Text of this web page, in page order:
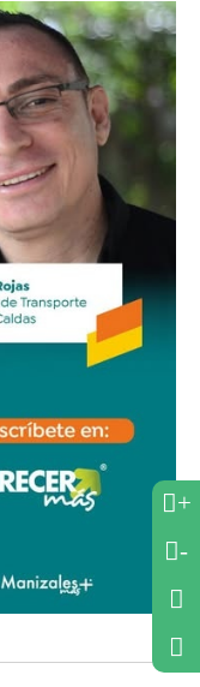
+
-